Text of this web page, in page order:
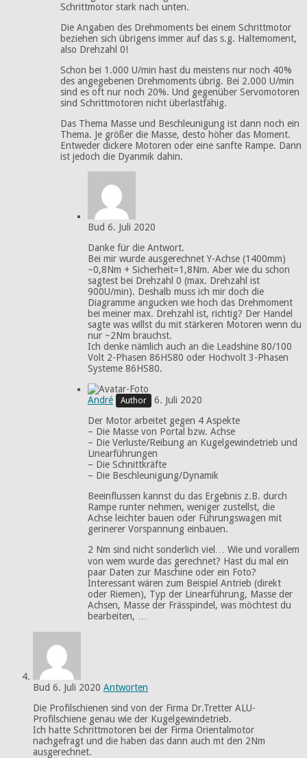
Schrittmotor stark nach unten.
Die Angaben des Drehmoments bei einem Schrittmotor
beziehen sich übrigens immer auf das s.g. Haltemoment,
also Drehzahl 0!
Schon bei 1.000 U/min hast du meistens nur noch 40%
des angegebenen Drehmoments übrig. Bei 2.000 U/min
sind es oft nur noch 20%. Und gegenüber Servomotoren
sind Schrittmotoren nicht überlastfähig.
Das Thema Masse und Beschleunigung ist dann noch ein
Thema. Je größer die Masse, desto höher das Moment.
Entweder dickere Motoren oder eine sanfte Rampe. Dann
ist jedoch die Dyanmik dahin.
Bud 6. Juli 2020
Danke für die Antwort.
Bei mir wurde ausgerechnet Y-Achse (1400mm)
~0,8Nm + Sicherheit=1,8Nm. Aber wie du schon
sagtest bei Drehzahl 0 (max. Drehzahl ist
900U/min). Deshalb muss ich mir doch die
Diagramme angucken wie hoch das Drehmoment
bei meiner max. Drehzahl ist, richtig? Der Handel
sagte was willst du mit stärkeren Motoren wenn du
nur ~2Nm brauchst.
Ich denke nämlich auch an die Leadshine 80/100
Volt 2-Phasen 86HS80 oder Hochvolt 3-Phasen
Systeme 86HS80.
André
6. Juli 2020
Der Motor arbeitet gegen 4 Aspekte
– Die Masse von Portal bzw. Achse
– Die Verluste/Reibung an Kugelgewindetrieb und
Linearführungen
– Die Schnittkräfte
– Die Beschleunigung/Dynamik
Beeinflussen kannst du das Ergebnis z.B. durch
Rampe runter nehmen, weniger zustellst, die
Achse leichter bauen oder Führungswagen mit
gerinerer Vorspannung einbauen.
2 Nm sind nicht sonderlich viel… Wie und vorallem
von wem wurde das gerechnet? Hast du mal ein
paar Daten zur Maschine oder ein Foto?
Interessant wären zum Beispiel Antrieb (direkt
oder Riemen), Typ der Linearführung, Masse der
Achsen, Masse der Frässpindel, was möchtest du
bearbeiten, …
Bud 6. Juli 2020 Antworten
Die Profilschienen sind von der Firma Dr.Tretter ALU-
Profilschiene genau wie der Kugelgewindetrieb.
Ich hatte Schrittmotoren bei der Firma Orientalmotor
nachgefragt und die haben das dann auch mt den 2Nm
ausgerechnet.